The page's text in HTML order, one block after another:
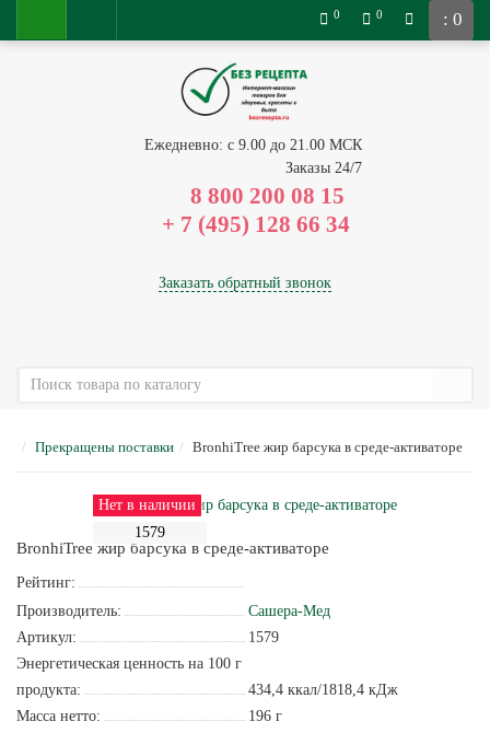
: 0
0 0
Ежедневно: с 9.00 до 21.00 МСК
Заказы 24/7
8 800 200 08 15
Заказать обратный звонок
Прекращены поставки BronhiTree жир барсука в среде-активаторе
Нет в наличии
1579
BronhiTree жир барсука в среде-активаторе
Рейтинг:
Производитель:
Сашера-Мед
Артикул:
1579
Энергетическая ценность на 100 г
продукта:
434,4 ккал/1818,4 кДж
Масса нетто:
196 г